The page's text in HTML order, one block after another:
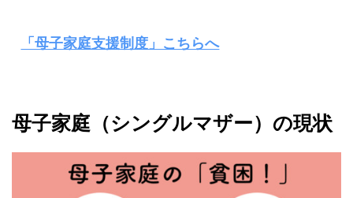
「母子家庭支援制度」こちらへ
母子家庭（シングルマザー）の現状